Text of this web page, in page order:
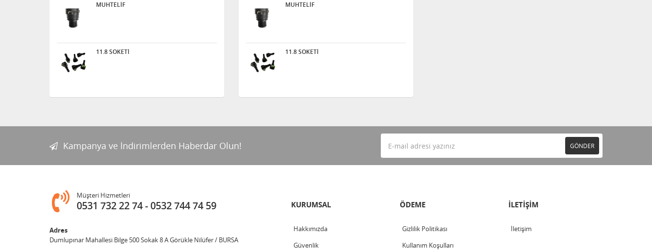
MUHTELİF
11.8 SOKETİ
MUHTELİF
11.8 SOKETİ
Kampanya ve İndirimlerden Haberdar Olun! GÖNDER
Müşteri Hizmetleri
0531 732 22 74 0532 744 74 59
Adres
Dumlupınar Mahallesi Bilge 500 Sokak 8 A Görükle Nilüfer / BURSA
KURUMSAL
Hakkımızda
Güvenlik
ÖDEME
Gizlilik Politikası
Kullanım Koşulları
İLETİŞİM
İletişim